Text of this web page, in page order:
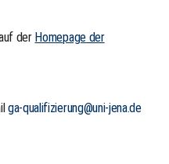
der Homepage der
ga-qualifizierung@uni-jena.de